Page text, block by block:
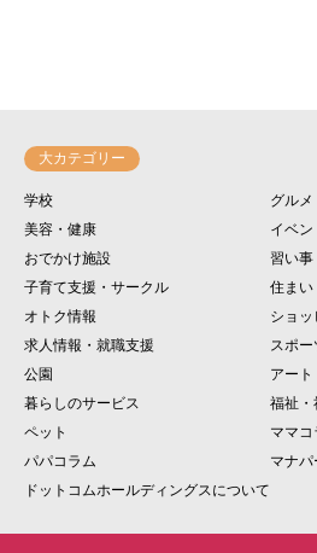
大カテゴリー
学校
グルメ
美容・健康
イベ
おでかけ施設
習い事
子育て支援・サークル
住まい
オトク情報
ショ
求人情報・就職支援
スポ
公園
アート
暮らしのサービス
福祉・
ペット
ママコ
パパコラム
マナパ
ドットコムホールディングスについて